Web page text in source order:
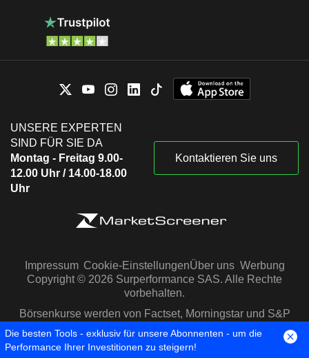
UNSERE EXPERTEN
SIND FÜR SIE DA
Montag - Freitag 9.00-
12.00 Uhr / 14.00-18.00
Uhr
Kontaktieren Sie uns
Impressum Cookie-EinstellungenÜber uns Werbung
Copyright © 2026 Surperformance SAS. Alle Rechte
vorbehalten.
Börsenkurse werden von Factset, Morningstar und S&P
Capital IQ zur Verfügung gestellt
Die besten Tools - exklusiv für unsere Abonnenten - um die
Performance Ihrer Investitionen zu steigern!